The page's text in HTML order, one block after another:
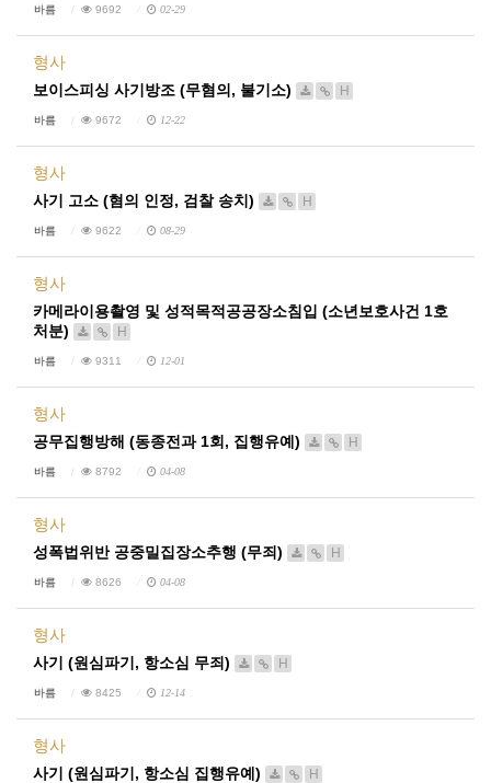
바름 9692 02-29
형사
보이스피싱 사기방조 (무혐의, 불기소)
H
바름 9672 12-22
형사
사기 고소 (혐의 인정, 검찰 송치)
H
바름 9622 08-29
형사
카메라이용촬영 및 성적목적공공장소침입 (소년보호사건 1호
처분)
H
바름 9311 12-01
형사
공무집행방해 (동종전과 1회, 집행유예)
H
바름 8792 04-08
형사
성폭법위반 공중밀집장소추행 (무죄)
H
바름 8626 04-08
형사
사기 (원심파기, 항소심 무죄)
H
바름 8425 12-14
형사
사기 (원심파기, 항소심 집행유예)
H